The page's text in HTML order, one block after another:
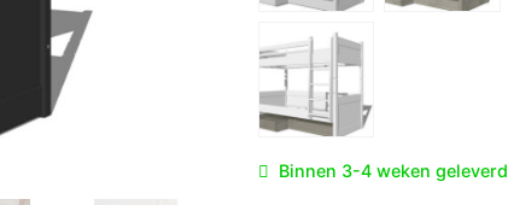
Binnen 3-4 weken geleverd